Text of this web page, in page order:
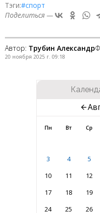
Тэги:#спорт
Поделиться —
Автор: Трубин Александр
20 ноября 2025 г. 09:18
Пн Вт Ср
3
4 5
10
11 12
17
18 19
24
25 26